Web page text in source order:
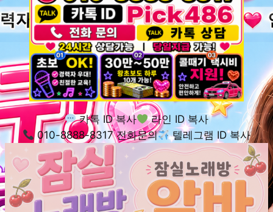
카톡 ID 복사
라인 ID 복사
010-8888-8317 전화문의
텔레그램 ID 복사